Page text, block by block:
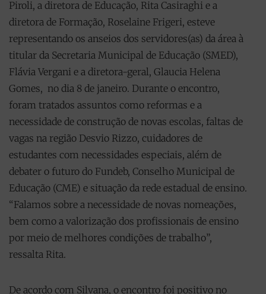
Piroli, a diretora de Educação, Rita Casiraghi e a
diretora de Formação, Roselaine Frigeri, esteve
representando os anseios dos servidores(as) da área à
titular da Secretaria Municipal de Educação (SMED),
Flávia Vergani e a diretora-geral, Glaucia Helena
Gomes, no dia 8 de janeiro. Durante o encontro,
foram tratados assuntos como reformas e a
necessidade de construção de novas escolas, faltas de
vagas na região Desvio Rizzo, cuidadores de
estudantes com necessidades especiais, além de
debater o futuro do Fundeb, Conselho Municipal de
Educação (CME) e situação da rede estadual de ensino.
“Falamos sobre a necessidade de novas nomeações,
bem como a valorização dos profissionais de ensino
por meio de melhores condições de trabalho”,
ressalta Rita.
De acordo com Silvana, o encontro foi positivo no